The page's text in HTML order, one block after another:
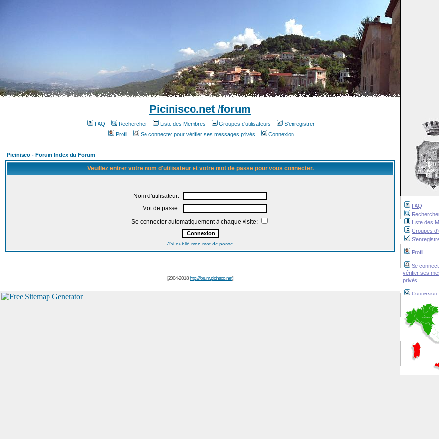
FAQ
Liste des
Groupes
Profil
Se
vérifier ses
privés
Connexion
Picinisco.net /forum
FAQ Rechercher Liste des Membres Groupes d'utilisateurs
S'enregistrer
Profil
Se connecter pour vérifier ses messages privés Connexion
Picinisco - Forum Index du Forum
Veuillez entrer votre nom d'utilisateur et votre mot de passe pour vous connecter.
Nom d'utilisateur:
Mot de passe:
Se connecter automatiquement à chaque visite:
J'ai oublié mon mot de passe
[2004-2018http://forum.picinisco.net]